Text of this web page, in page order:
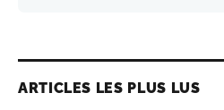
ARTICLES LES PLUS LUS